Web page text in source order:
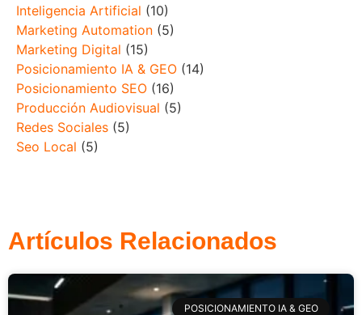
Inteligencia Artificial (10)
Marketing Automation (5)
Marketing Digital (15)
Posicionamiento IA & GEO (14)
Posicionamiento SEO (16)
Producción Audiovisual (5)
Redes Sociales (5)
Seo Local (5)
Artículos Relacionados
POSICIONAMIENTO IA & GEO